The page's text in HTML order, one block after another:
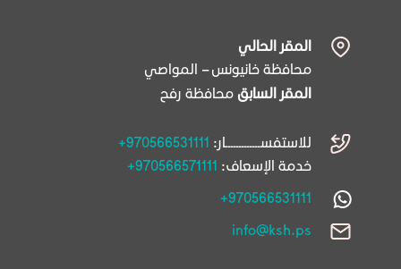
المقر الحالي
محافظة خانيونس – المواصي
المقر السابق محافظة رفح
للاستفســـــــــــــار: +970566531111
خدمة الإسعاف: +970566571111
+970566531111
info@ksh.ps